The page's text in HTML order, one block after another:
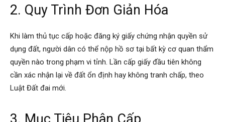
2. Quy Trình Đơn Giản Hóa
Khi làm thủ tục cấp hoặc đăng ký giấy chứng nhận quyền sử
dụng đất, người dân có thể nộp hồ sơ tại bất kỳ cơ quan thẩm
quyền nào trong phạm vi tỉnh. Lần cấp giấy đầu tiên không
cần xác nhận lại về đất ổn định hay không tranh chấp, theo
Luật Đất đai mới.